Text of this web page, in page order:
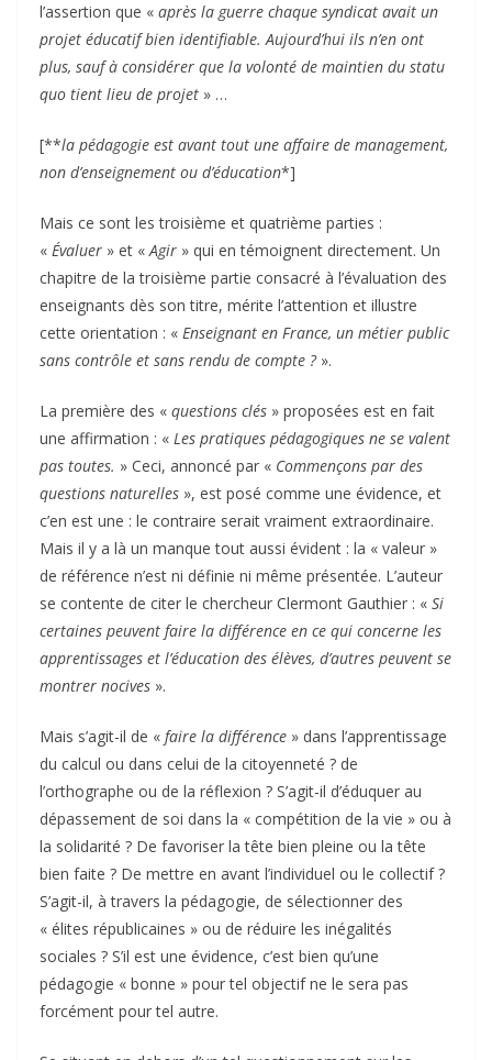
l’assertion que « après la guerre chaque syndicat avait un
projet éducatif bien identifiable. Aujourd’hui ils n’en ont
plus, sauf à considérer que la volonté de maintien du statu
quo tient lieu de projet » …
[**la pédagogie est avant tout une affaire de management,
non d’enseignement ou d’éducation*]
Mais ce sont les troisième et quatrième parties :
« Évaluer » et «Agir » qui en témoignent directement. Un
chapitre de la troisième partie consacré à l’évaluation des
enseignants dès son titre, mérite l’attention et illustre
cette orientation : « Enseignant en France, un métier public
sans contrôle et sans rendu de compte ?».
La première des « questions clés » proposées est en fait
une affirmation : « Les pratiques pédagogiques ne se valent
pas toutes. » Ceci, annoncé par « Commençons par des
questions naturelles », est posé comme une évidence, et
c’en est une : le contraire serait vraiment extraordinaire.
Mais il y a là un manque tout aussi évident : la « valeur »
de référence n’est ni définie ni même présentée. L’auteur
se contente de citer le chercheur Clermont Gauthier : « Si
certaines peuvent faire la différence en ce qui concerne les
apprentissages et l’éducation des élèves, d’autres peuvent se
montrer nocives ».
Mais s’agit-il de « faire la différence » dans l’apprentissage
du calcul ou dans celui de la citoyenneté ? de
l’orthographe ou de la réflexion ? S’agit-il d’éduquer au
dépassement de soi dans la « compétition de la vie » ou à
la solidarité ? De favoriser la tête bien pleine ou la tête
bien faite ? De mettre en avant l’individuel ou le collectif ?
S’agit-il, à travers la pédagogie, de sélectionner des
« élites républicaines » ou de réduire les inégalités
sociales ? S’il est une évidence, c’est bien qu’une
pédagogie « bonne » pour tel objectif ne le sera pas
forcément pour tel autre.